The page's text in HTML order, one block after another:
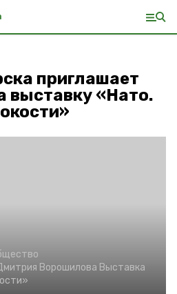
приглашает
выставку «Нато.
Ворошилова Выставка